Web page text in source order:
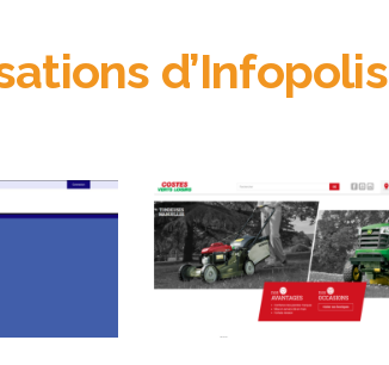
d’Infopolis